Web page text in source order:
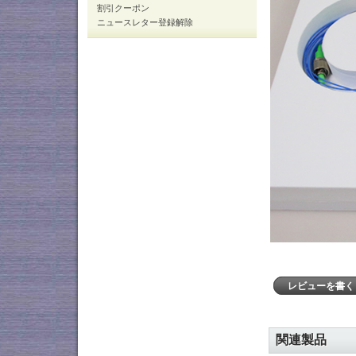
割引クーポン
ニュースレター登録解除
レビューを書
関連製品